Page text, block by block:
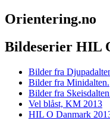
Orientering.no
Bildeserier HIL
Bilder fra
Bilder fra Minidalten.
Bilder fra
Vel blåst, KM 2013
HIL O Danmark